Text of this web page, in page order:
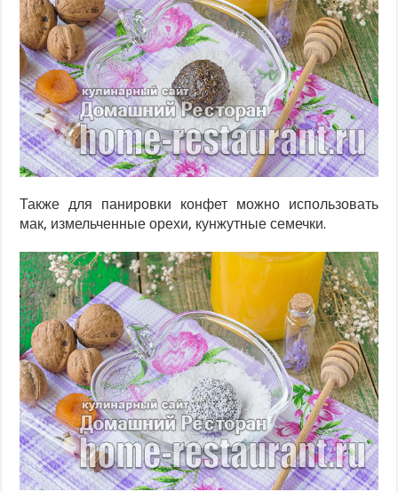
Также для панировки конфет можно использовать
мак, измельченные орехи, кунжутные семечки.